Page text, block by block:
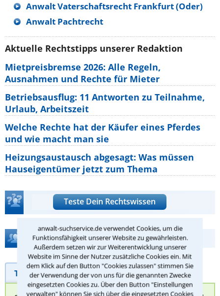
anwalt-suchservice.de verwendet Cookies, um die
Funktionsfähigkeit unserer Website zu gewährleisten.
Außerdem setzen wir zur Weiterentwicklung unserer
Website im Sinne der Nutzer zusätzliche Cookies ein. Mit
dem Klick auf den Button "Cookies zulassen" stimmen Sie
der Verwendung der von uns für die genannten Zwecke
eingesetzten Cookies zu. Über den Button "Einstellungen
verwalten" können Sie sich über die eingesetzten Cookies
Anwalt Vaterschaftsrecht Frankfurt (Oder)
Anwalt Pachtrecht
Aktuelle Rechtstipps unserer Redaktion
Mietpreisbremse 2026: Alle Regeln,
Ausnahmen und Rechte für Mieter
Betriebsausflug: 11 Antworten zu Teilnahme,
Urlaub, Arbeitszeit
Welche Rechte hat der Käufer eines Pferdes
und wie macht man sie
Heizungsaustausch abgesagt: Was müssen
Hauseigentümer jetzt zum Thema
Teste Dein Rechtswissen
Hilfe bei Ihrer Anwaltsuche?
Telefonhilfe Beratungsanfrage